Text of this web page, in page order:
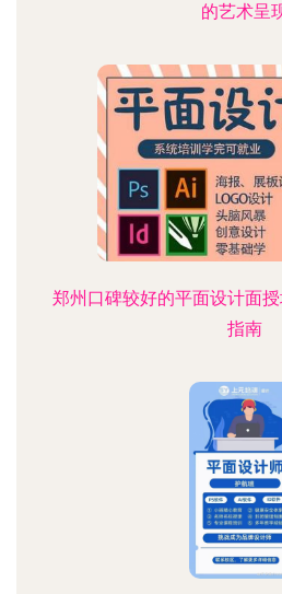
的艺术呈
郑州口碑较好的平面设计面
指南